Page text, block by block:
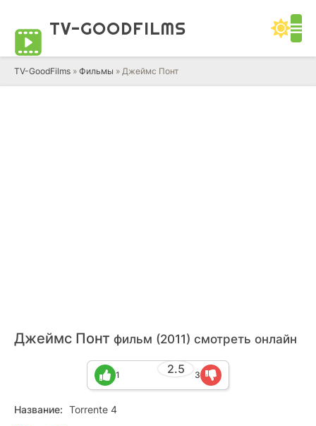
TV-GOODFILMS
TV-GoodFilms » Фильмы » Джеймс Понт
Джеймс Понт фильм (2011) смотреть онлайн
2.5
1 3
Название: Torrente 4